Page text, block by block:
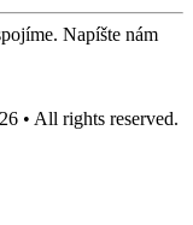
Napíšte nám
• All rights reserved.